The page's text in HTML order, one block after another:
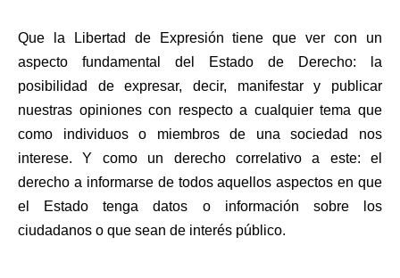
Que la Libertad de Expresión tiene que ver con un
aspecto fundamental del Estado de Derecho: la
posibilidad de expresar, decir, manifestar y publicar
nuestras opiniones con respecto a cualquier tema que
como individuos o miembros de una sociedad nos
interese. Y como un derecho correlativo a este: el
derecho a informarse de todos aquellos aspectos en que
el Estado tenga datos o información sobre los
ciudadanos o que sean de interés público.